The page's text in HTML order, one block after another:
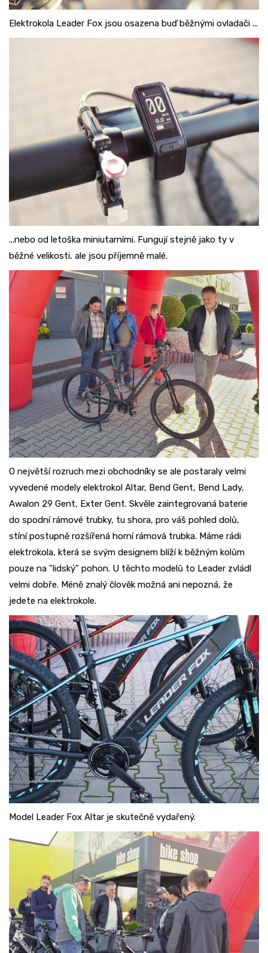
Elektrokola Leader Fox jsou osazena buď běžnými ovladači ...
...nebo od letoška miniutarními. Fungují stejně jako ty v
běžné velikosti, ale jsou příjemně malé.
O největší rozruch mezi obchodníky se ale postaraly velmi
vyvedené modely elektrokol Altar, Bend Gent, Bend Lady,
Awalon 29 Gent, Exter Gent. Skvěle zaintegrovaná baterie
do spodní rámové trubky, tu shora, pro váš pohled dolů,
stíní postupně rozšířená horní rámová trubka. Máme rádi
elektrokola, která se svým designem blíží k běžným kolům
pouze na "lidský" pohon. U těchto modelů to Leader zvládl
velmi dobře. Méně znalý člověk možná ani nepozná, že
jedete na elektrokole.
Model Leader Fox Altar je skutečně vydařený.